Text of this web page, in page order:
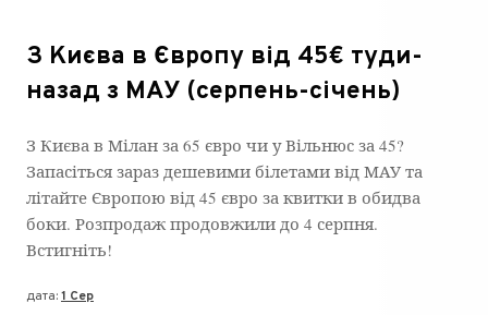
З Києва в Європу від 45€ туди-
назад з МАУ (серпень-січень)
З Києва в Мілан за 65 євро чи у Вільнюс за 45?
Запасіться зараз дешевими білетами від МАУ та
літайте Європою від 45 євро за квитки в обидва
боки. Розпродаж продовжили до 4 серпня.
Встигніть!
дата:1 Сер